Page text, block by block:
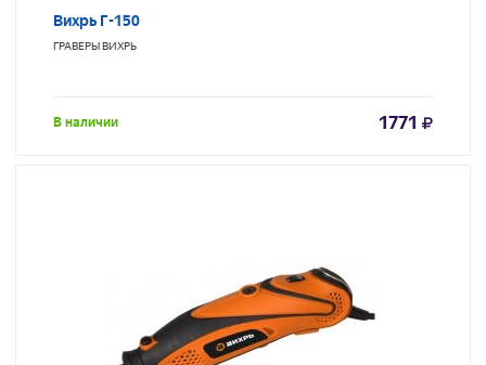
Вихрь Г-150
ГРАВЕРЫВИХРЬ
В наличии 1771